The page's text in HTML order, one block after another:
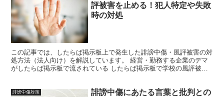
評被害を止める！犯人特定や失敗
時の対処
この記事では、したらば掲示板上で発生した誹謗中傷・風評被害の対
処方法（法人向け）を解説しています。 経営・勤務する企業のデマ
がしたらば掲示板で流されている したらば掲示板で学校の風評被害
誹謗中傷対策
誹謗中傷にあたる言葉と批判との